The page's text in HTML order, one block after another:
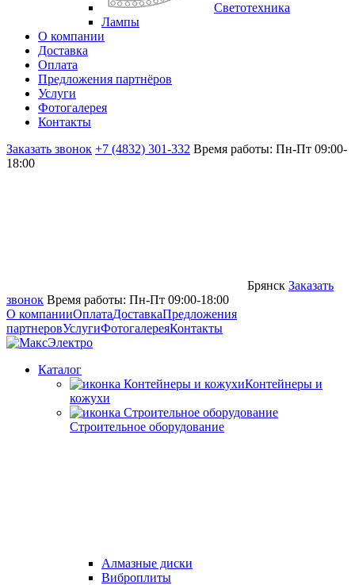
Светотехника
Лампы
О компании
Доставка
Оплата
Предложения партнёров
Услуги
Фотогалерея
Контакты
Заказать звонок +7 (4832) 301-332 Время работы: Пн-Пт 09:00-
18:00
Брянск Заказать
звонок Время работы: Пн-Пт 09:00-18:00
О компанииОплатаДоставкаПредложения
партнеровУслугиФотогалереяКонтакты
Каталог
Контейнеры и
кожухи
Строительное оборудование
Алмазные диски
Виброплиты